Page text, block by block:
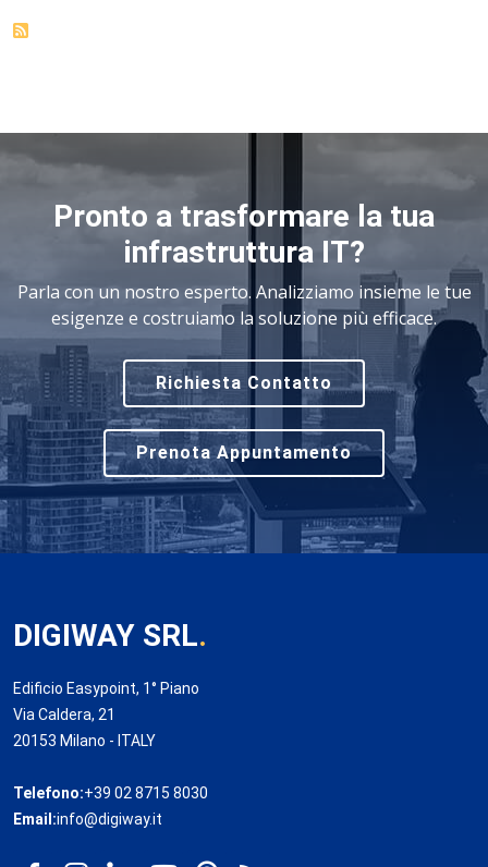
Pronto a trasformare la tua
infrastruttura IT?
Parla con un nostro esperto. Analizziamo insieme le tue
esigenze e costruiamo la soluzione più efficace.
Richiesta Contatto
Prenota Appuntamento
DIGIWAY SRL.
Edificio Easypoint, 1° Piano
Via Caldera, 21
20153 Milano - ITALY
Telefono:+39 02 8715 8030
Email:info@digiway.it